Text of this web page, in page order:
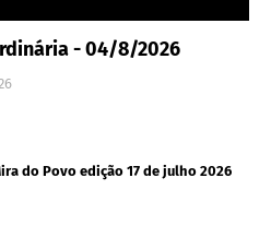
- 04/8/2026
do Povo edição 17 de julho 2026